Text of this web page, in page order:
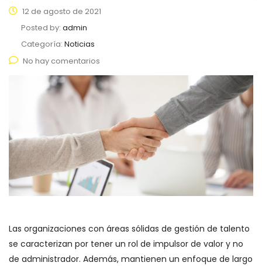
12 de agosto de 2021
Posted by: admin
Categoría: Noticias
No hay comentarios
Las organizaciones con áreas sólidas de gestión de talento
se caracterizan por tener un rol de impulsor de valor y no
de administrador. Además, mantienen un enfoque de largo